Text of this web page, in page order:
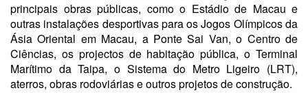
principais obras públicas, como o Estádio de Macau e
outras instalações desportivas para os Jogos Olímpicos da
Ásia Oriental em Macau, a Ponte Sai Van, o Centro de
Ciências, os projectos de habitação pública, o Terminal
Marítimo da Taipa, o Sistema do Metro Ligeiro (LRT),
aterros, obras rodoviárias e outros projetos de construção.